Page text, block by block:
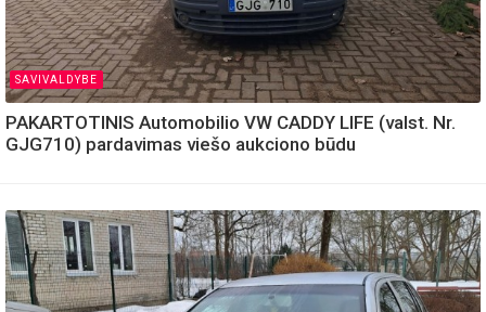
SAVIVALDYBE
PAKARTOTINIS Automobilio VW CADDY LIFE (valst. Nr.
GJG710) pardavimas viešo aukciono būdu